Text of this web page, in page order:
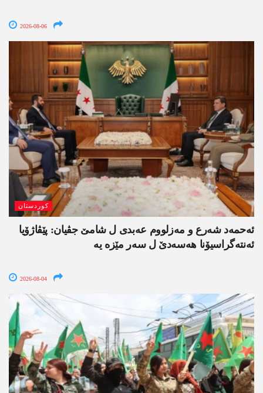
2026-08-06
کوردستان
ئەحمەد شەرع و مەزلووم عەبدی ل شامێ جڤیان: پێڤاژۆیا
ئەنتەگراسیۆنا ھەسەدێ ل سەر مێزە یە
2026-08-04